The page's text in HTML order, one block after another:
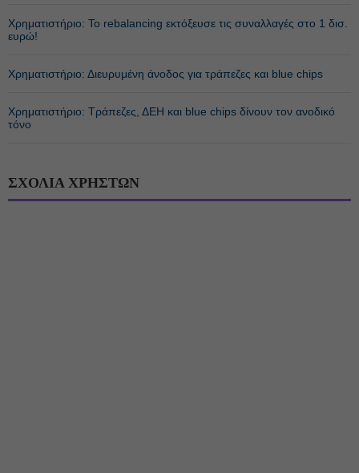
Χρηματιστήριο: Το rebalancing εκτόξευσε τις συναλλαγές στο 1 δισ.
ευρώ!
Χρηματιστήριο: Διευρυμένη άνοδος για τράπεζες και blue chips
Χρηματιστήριο: Τράπεζες, ΔΕΗ και blue chips δίνουν τον ανοδικό
τόνο
ΣΧΟΛΙΑ ΧΡΗΣΤΩΝ